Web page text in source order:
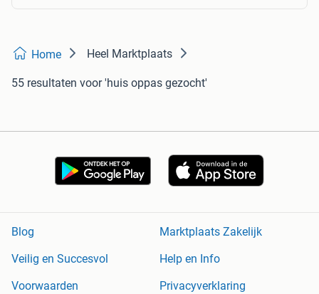
Home Heel Marktplaats
55 resultaten voor 'huis oppas gezocht'
Blog
Marktplaats Zakelijk
Veilig en Succesvol
Help en Info
Voorwaarden
Privacyverklaring